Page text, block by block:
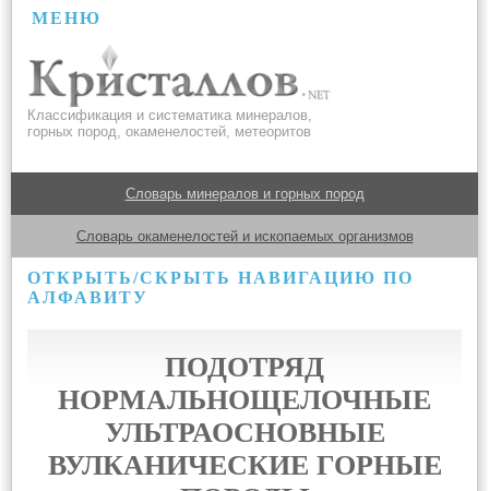
МЕНЮ
Классификация и систематика минералов,
горных пород, окаменелостей, метеоритов
Словарь минералов и горных пород
Словарь окаменелостей и ископаемых организмов
ОТКРЫТЬ/СКРЫТЬ НАВИГАЦИЮ ПО
АЛФАВИТУ
ПОДОТРЯД
НОРМАЛЬНОЩЕЛОЧНЫЕ
УЛЬТРАОСНОВНЫЕ
ВУЛКАНИЧЕСКИЕ ГОРНЫЕ